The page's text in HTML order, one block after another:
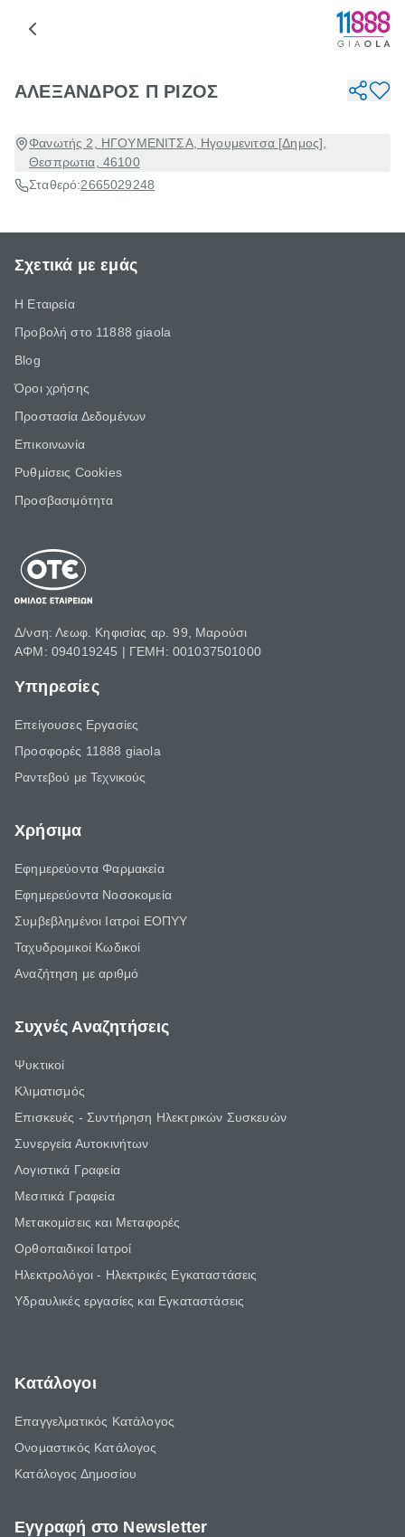
ΑΛΕΞΑΝΔΡΟΣ Π ΡΙΖΟΣ
Φανωτής 2, ΗΓΟΥΜΕΝΙΤΣΑ, Ηγουμενιτσα [Δημος],
Θεσπρωτια, 46100
Σταθερό:2665029248
Σχετικά με εμάς
Η Εταιρεία
Προβολή στο 11888 giaola
Blog
Όροι χρήσης
Προστασία Δεδομένων
Επικοινωνία
Ρυθμίσεις Cookies
Προσβασιμότητα
Δ/νση: Λεωφ. Κηφισίας αρ. 99, Μαρούσι
ΑΦΜ: 094019245 | ΓΕΜΗ: 001037501000
Υπηρεσίες
Επείγουσες Εργασίες
Προσφορές 11888 giaola
Ραντεβού με Τεχνικούς
Χρήσιμα
Εφημερεύοντα Φαρμακεία
Εφημερεύοντα Νοσοκομεία
Συμβεβλημένοι Ιατροί ΕΟΠΥΥ
Ταχυδρομικοί Κωδικοί
Αναζήτηση με αριθμό
Συχνές Αναζητήσεις
Ψυκτικοί
Κλιματισμός
Επισκευές - Συντήρηση Ηλεκτρικών Συσκευών
Συνεργεία Αυτοκινήτων
Λογιστικά Γραφεία
Μεσιτικά Γραφεία
Μετακομίσεις και Μεταφορές
Ορθοπαιδικοί Ιατροί
Ηλεκτρολόγοι - Ηλεκτρικές Εγκαταστάσεις
Υδραυλικές εργασίες και Εγκαταστάσεις
Κατάλογοι
Επαγγελματικός Κατάλογος
Ονομαστικός Κατάλογος
Κατάλογος Δημοσίου
Εγγραφή στο Newsletter